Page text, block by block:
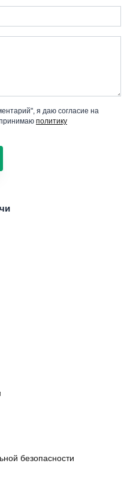
я даю согласие на
политику
безопасности